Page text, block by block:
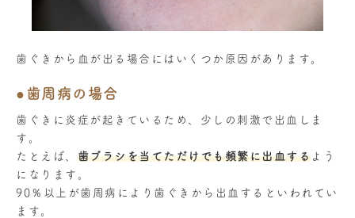
歯ぐきから血が出る場合にはいくつか原因があります。
●歯周病の場合
歯ぐきに炎症が起きているため、少しの刺激で出血しま
す。
たとえば、 歯ブラシを当てただけでも頻繁に出血する よう
になります。
90％以上が歯周病により歯ぐきから出血するといわれてい
ます。